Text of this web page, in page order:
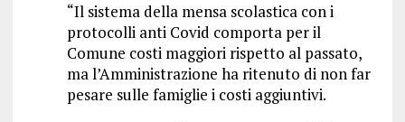
“Il sistema della mensa scolastica con i
protocolli anti Covid comporta per il
Comune costi maggiori rispetto al passato,
ma l’Amministrazione ha ritenuto di non far
pesare sulle famiglie i costi aggiuntivi.